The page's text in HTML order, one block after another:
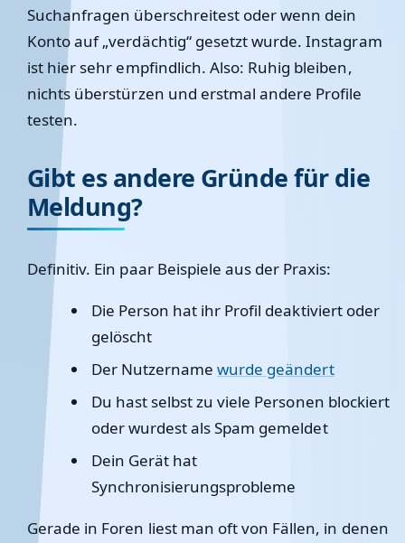
Suchanfragen überschreitest oder wenn dein
Konto auf „verdächtig“ gesetzt wurde. Instagram
ist hier sehr empfindlich. Also: Ruhig bleiben,
nichts überstürzen und erstmal andere Profile
testen.
Gibt es andere Gründe für die
Meldung?
Definitiv. Ein paar Beispiele aus der Praxis:
Die Person hat ihr Profil deaktiviert oder
gelöscht
Der Nutzernamewurde geändert
Du hast selbst zu viele Personen blockiert
oder wurdest als Spam gemeldet
Dein Gerät hat
Synchronisierungsprobleme
Gerade in Foren liest man oft von Fällen, in denen